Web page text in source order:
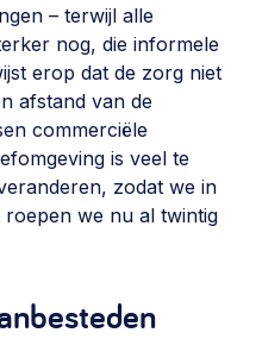
– terwijl alle
nog, die informele
erop dat de zorg niet
afstand van de
commerciële
is veel te
zodat we in
we nu al twintig